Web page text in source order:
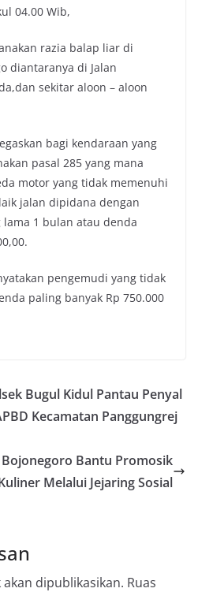
04.00 Wib,
razia balap liar di
diantaranya di Jalan
sekitar aloon – aloon
bagi kendaraan yang
pasal 285 yang mana
motor yang tidak memenuhi
jalan dipidana dengan
1 bulan atau denda
pengemudi yang tidak
paling banyak Rp 750.000
Bugul Kidul Pantau Penyal
Kecamatan Panggungrej
Bantu Promosik
Melalui Jejaring Sosial
dipublikasikan. Ruas